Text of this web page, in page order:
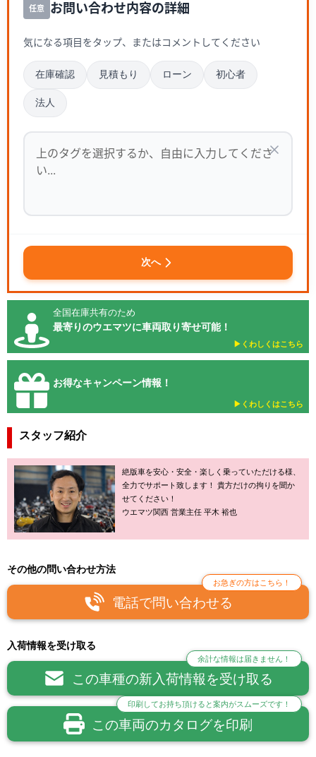
任意 お問い合わせ内容の詳細
気になる項目をタップ、またはコメントしてください
在庫確認 見積もり ローン 初心者
法人
次へ
全国在庫共有のため
最寄りのウエマツに車両取り寄せ可能！
▶︎くわしくはこちら
お得なキャンペーン情報！
▶︎くわしくはこちら
スタッフ紹介
絶版車を安心・安全・楽しく乗っていただける様、
全力でサポート致します！ 貴方だけの拘りを聞か
せてください！
ウエマツ関西 営業主任 平木 裕也
その他の問い合わせ方法
電話で問い合わせる
お急ぎの方はこちら！
入荷情報を受け取る
この車種の新入荷情報を受け取る
余計な情報は届きません！
この車両のカタログを印刷
印刷してお持ち頂けると案内がスムーズです！